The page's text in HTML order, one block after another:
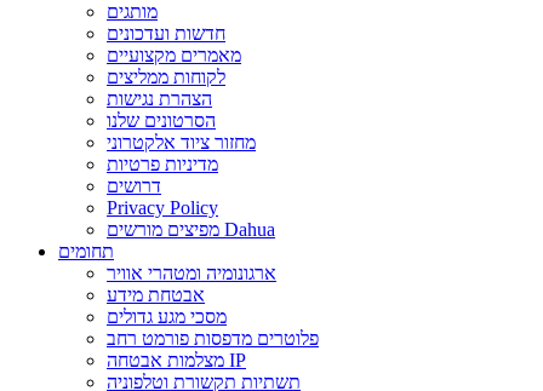
מותגים
חדשות ועדכונים
מאמרים מקצועיים
לקוחות ממליצים
הצהרת נגישות
הסרטונים שלנו
מחזור ציוד אלקטרוני
מדיניות פרטיות
דרושים
Privacy Policy
מפיצים מורשים Dahua
תחומים
ארגונומיה ומטהרי אוויר
אבטחת מידע
מסכי מגע גדולים
פלוטרים מדפסות פורמט רחב
מצלמות אבטחה IP
תשתיות תקשורת וטלפוניה